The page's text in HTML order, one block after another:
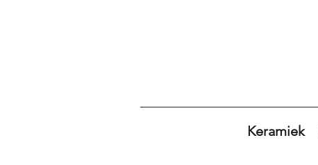
Keramiek